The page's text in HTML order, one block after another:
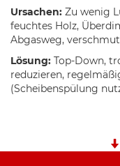
Ursachen: Zu wenig
feuchtes Holz,
Abgasweg,
Lösung: Top-Down,
reduzieren,
(Scheibenspülung